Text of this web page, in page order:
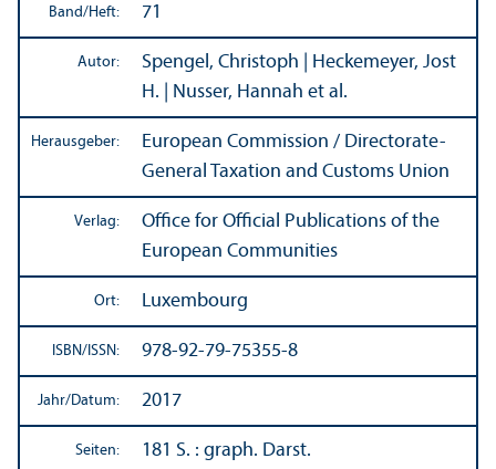
Band/Heft: 71
Autor:
Spengel, Christoph | Heckemeyer, Jost
H. | Nusser, Hannah et al.
Herausgeber:
European Commission / Directorate-
General Taxation and Customs Union
Verlag:
Office for Official Publications of the
European Communities
Ort: Luxembourg
ISBN/ ISSN: 978-92-79-75355-8
Jahr/Datum: 2017
Seiten: 181 S. : graph. Darst.